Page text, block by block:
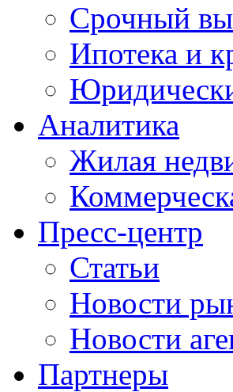
Срочный
Ипотека и
Аналитика
Жилая
Пресс-центр
Статьи
Новости
Новости
Партнеры